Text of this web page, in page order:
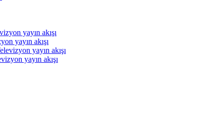
yayın akışı
yayın akışı